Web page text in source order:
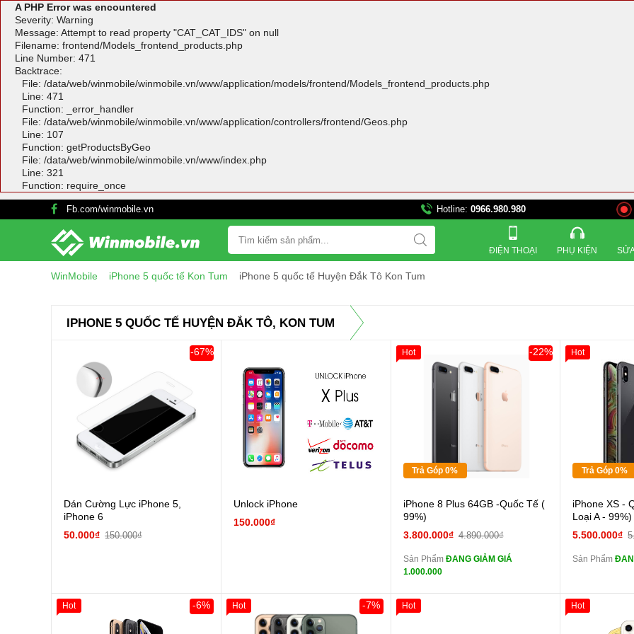
A PHP Error was encountered
Severity: Warning
Message: Attempt to read property "CAT_CAT_IDS" on null
Filename: frontend/Models_frontend_products.php
Line Number: 471
Backtrace:
File: /data/web/winmobile/winmobile.vn/www/application/models/frontend/Models_frontend_products.php
Line: 471
Function: _error_handler
File: /data/web/winmobile/winmobile.vn/www/application/controllers/frontend/Geos.php
Line: 107
Function: getProductsByGeo
File: /data/web/winmobile/winmobile.vn/www/index.php
Line: 321
Function: require_once
Fb.com/winmobile.vn Hotline: 0966.980.980821 Đường 3 tháng 2,
ĐIỆN THOẠI PHỤ KIỆN
WinMobile iPhone 5 quốc tế Kon Tum iPhone 5 quốc tế Huyện Đắk Tô Kon Tum
IPHONE 5 QUỐC TẾ HUYỆN ĐẮK TÔ, KON TUM
Dán Cường Lực iPhone 5,
iPhone 6
50.000₫ 150.000₫
-67%
Unlock iPhone
150.000₫
Trả Góp 0%
Giảm 100.000đ
Khách Hàng
Tặng
Cường lực 10D full
màn
tai nghe iPhone 6S
iPhone 8 Plus 64GB -Quốc Tế (
99%)
3.800.000₫ 4.890.000₫
-22%
Sản Phẩm ĐANG GIẢM GIÁ
1.000.000
Hot
Trả Góp 0%
Giảm
Thân Thiết
Tặng
Tặng
màn
iPhone XS -
Loại A - 99%)
5.500.000₫
Sản Phẩm
Hot
Giảm 100.000đ
Khách Hàng
-6%
Hot
Giảm 100.000đ
Khách Hàng
-7%
Hot Hot
Giảm
Hot